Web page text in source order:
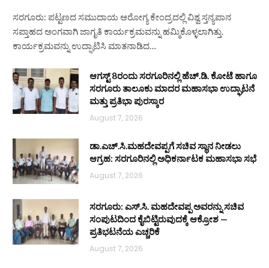
ಸರಗೂರು: ಪಟ್ಟಣದ ಸಮುದಾಯ ಆರೋಗ್ಯ ಕೇಂದ್ರದಲ್ಲಿ ವಿಶ್ವ ಸ್ತನ್ಯಪಾನ
ಸಪ್ತಾಹದ ಅಂಗವಾಗಿ ಜಾಗೃತಿ ಕಾರ್ಯಕ್ರಮವನ್ನು ಹಮ್ಮಿಕೊಳ್ಳಲಾಗಿತ್ತು.
ಕಾರ್ಯಕ್ರಮವನ್ನು ಉದ್ಘಾಟಿಸಿ ಮಾತನಾಡಿದ…
ಆಗಸ್ಟ್ 8ರಂದು ಸರಗೂರಿನಲ್ಲಿ ಹೆಚ್.ಡಿ. ಕೋಟೆ ಹಾಗೂ
ಸರಗೂರು ತಾಲೂಕು ಮಾದರ ಮಹಾಸಭಾ ಉದ್ಘಾಟನೆ
ಮತ್ತು ಪ್ರತಿಭಾ ಪುರಸ್ಕಾರ
August 7, 2026
ಡಾ.ಎಚ್.ಸಿ.ಮಹದೇವಪ್ಪಗೆ ಸಚಿವ ಸ್ಥಾನ ನೀಡಲು
ಆಗ್ರಹ: ಸರಗೂರಿನಲ್ಲಿ ಅಧಿಕರ್ನಾಟಕ ಮಹಾಸಭಾ ಸಭೆ
August 7, 2026
ಸರಗೂರು: ಎಸ್.ಸಿ. ಮಹದೇವಪ್ಪ ಅವರನ್ನು ಸಚಿವ
ಸಂಪುಟದಿಂದ ಕೈಬಿಟ್ಟಿರುವುದಕ್ಕೆ ಆಕ್ರೋಶ —
ಪ್ರತಿಭಟನೆಯ ಎಚ್ಚರಿಕೆ
August 7, 2026